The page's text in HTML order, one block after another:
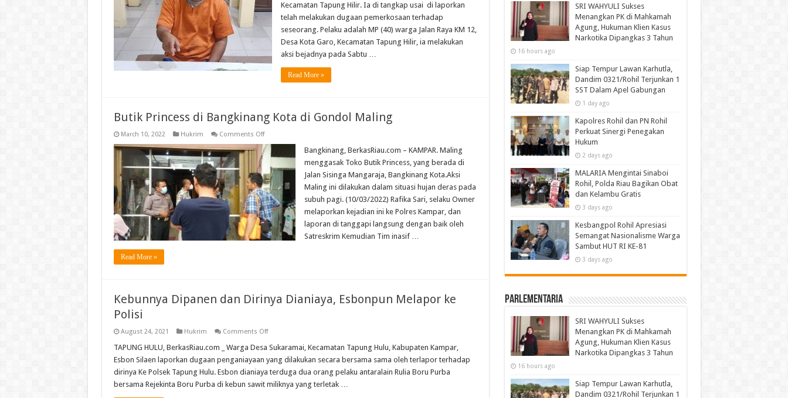
Kampar
Perkosa
Bulan
Kecamatan Tapung Hilir. Ia di tangkap usai di laporkan
telah melakukan dugaan pemerkosaan terhadap
seseorang. Pelaku adalah MP (40) warga Jalan Raya KM 12,
Desa Kota Garo, Kecamatan Tapung Hilir, ia melakukan
aksi bejadnya pada Sabtu …
Read More »
Butik Princess di Bangkinang Kota di Gondol Maling
March 10, 2022 Hukrim Comments Offon
Princess
di
Kota
di
Gondol
Maling
Bangkinang, BerkasRiau.com – KAMPAR. Maling
menggasak Toko Butik Princess, yang berada di
Jalan Sisinga Mangaraja, Bangkinang Kota.Aksi
Maling ini dilakukan dalam situasi hujan deras pada
subuh pagi. (10/03/2022) Rafika Sari, selaku Owner
melaporkan kejadian ini ke Polres Kampar, dan
laporan di tanggapi langsung dengan baik oleh
Satreskrim Kemudian Tim inasif …
Read More »
Kebunnya Dipanen dan Dirinya Dianiaya, Esbonpun Melapor ke
Polisi
August 24, 2021 Hukrim Comments Offon
Dipanen
Dirinya
Dianiaya,
Esbonpun
Melapor
TAPUNG HULU, BerkasRiau.com _ Warga Desa Sukaramai, Kecamatan Tapung Hulu, Kabupaten Kampar,
Esbon Silaen laporkan dugaan penganiayaan yang dilakukan secara bersama sama oleh terlapor terhadap
dirinya Ke Polsek Tapung Hulu. Esbon dianiaya terduga dua orang pelaku antaralain Rulia Boru Purba
bersama Rejekinta Boru Purba di kebun sawit miliknya yang terletak …
SRI WAHYULI Sukses
Menangkan PK di Mahkamah
Agung, Hukuman Klien Kasus
Narkotika Dipangkas 3 Tahun
16 hours ago
Siap Tempur Lawan Karhutla,
Dandim 0321/Rohil Terjunkan 1
SST Dalam Apel Gabungan
1 day ago
Kapolres Rohil dan PN Rohil
Perkuat Sinergi Penegakan
Hukum
2 days ago
MALARIA Mengintai Sinaboi
Rohil, Polda Riau Bagikan Obat
dan Kelambu Gratis
3 days ago
Kesbangpol Rohil Apresiasi
Semangat Nasionalisme Warga
Sambut HUT RI KE-81
3 days ago
Parlementaria
SRI WAHYULI Sukses
Menangkan PK di Mahkamah
Agung, Hukuman Klien Kasus
Narkotika Dipangkas 3 Tahun
16 hours ago
Siap Tempur Lawan Karhutla,
Dandim 0321/Rohil Terjunkan 1